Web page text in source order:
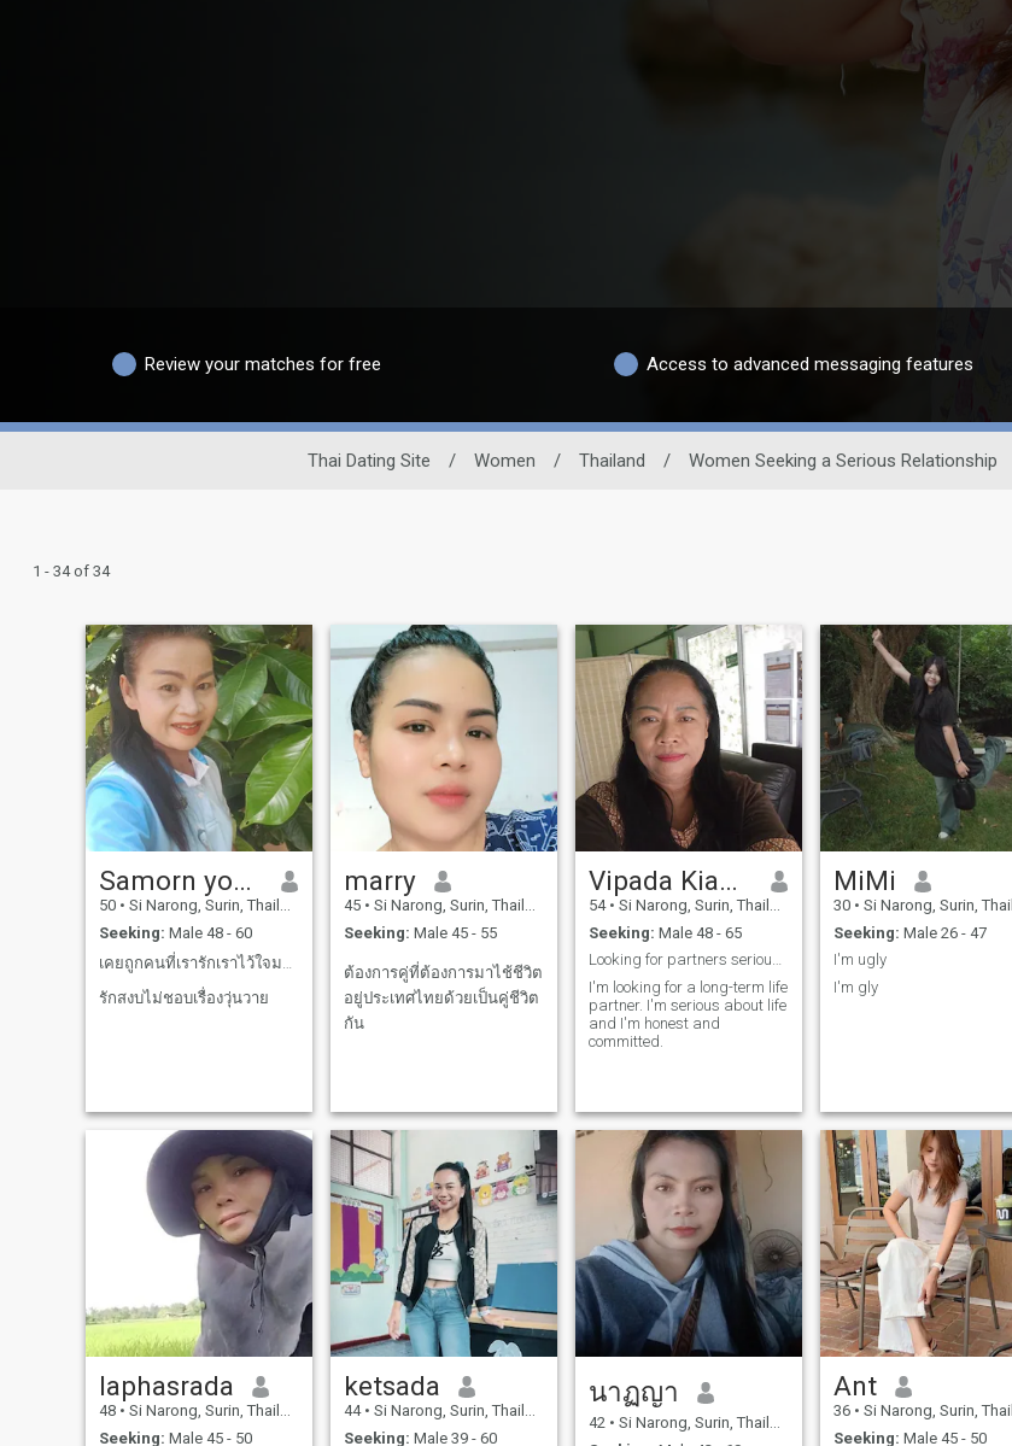
Review your matches for free Access to advanced messaging features
Thai Dating Site / Women / Thailand / Women Seeking a Serious Relationship
1 - 34 of 34
Samorn yodsiri
50 • Si Narong, Surin, Thailand
Seeking: Male 48 - 60
เคยถูกคนที่เรารักเราไว้ใจมาตลอด 10 ปี ทรยศหักหลัง
รักสงบไม่ชอบเรื่องวุ่นวาย
marry
45 • Si Narong, Surin, Thailand
Seeking: Male 45 - 55
ต้องการคู่ที่ต้องการมาไช้ชีวิต
อยู่ประเทศไทยด้วยเป็นคู่ชีวิต
กัน
Vipada Kianthong
54 • Si Narong, Surin, Thailand
Seeking: Male 48 - 65
Looking for partners serious relationship age 5...
I'm looking for a long-term life
partner. I'm serious about life
and I'm honest and
committed.
MiMi
30 • Si Narong, Surin, Thailand
Seeking: Male 26 - 47
I'm ugly
I'm gly
laphasrada
48 • Si Narong, Surin, Thailand
Seeking: Male 45 - 50
ketsada
44 • Si Narong, Surin, Thailand
Seeking: Male 39 - 60
นาฏญา
42 • Si Narong, Surin, Thailand
Ant
36 • Si Narong, Surin, Thailand
Seeking: Male 45 - 50